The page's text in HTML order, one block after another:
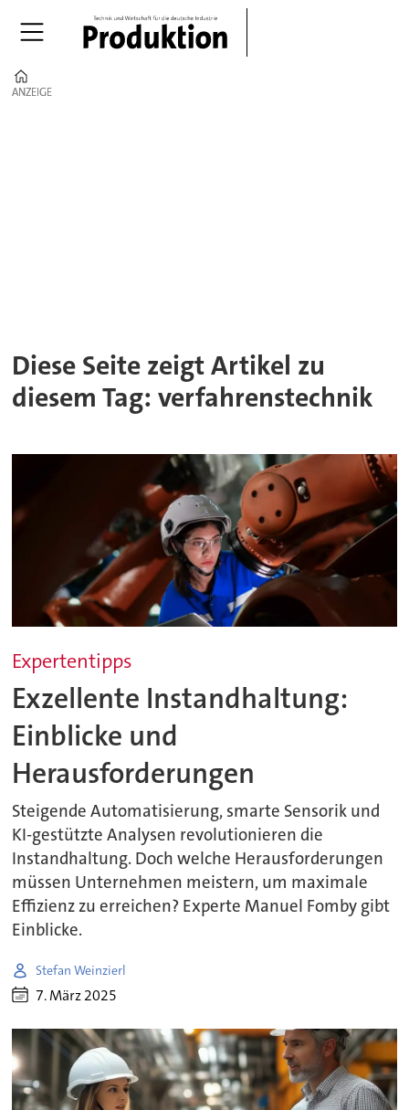
ANZEIGE
ANZEIGE
Diese Seite zeigt Artikel zu
diesem Tag: verfahrenstechnik
Expertentipps
Exzellente Instandhaltung:
Einblicke und
Herausforderungen
Steigende Automatisierung, smarte Sensorik und
KI-gestützte Analysen revolutionieren die
Instandhaltung. Doch welche Herausforderungen
müssen Unternehmen meistern, um maximale
Effizienz zu erreichen? Experte Manuel Fomby gibt
Einblicke.
Stefan Weinzierl
7. März 2025